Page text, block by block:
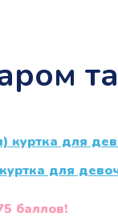
для
баллов!